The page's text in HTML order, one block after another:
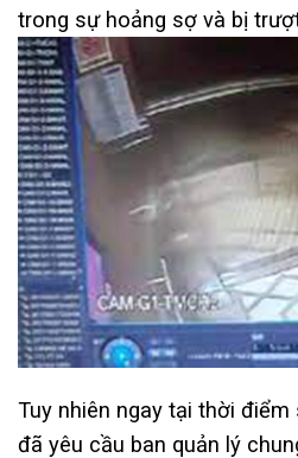
trong sự hoảng sợ và bị
Tuy nhiên ngay tại thời
đã yêu cầu ban quản lý